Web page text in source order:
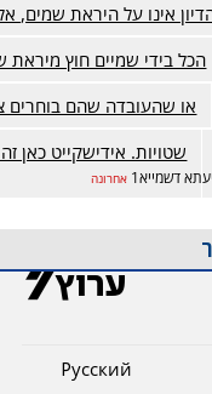
אינו על היראת שמים,
הכל בידי שמיים חוץ מיראת
או שהעובדה שהם בוחרים
שטויות. אידישקייט כאן
דשמייא1 אחרונה
Pусский